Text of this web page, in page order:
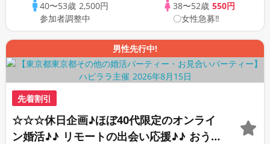
PARTY!!40〜53歳 2,500円
参加者調整中
38〜52歳 550円
〇女性急募‼
男性先行中!
先着割引
☆☆☆休日企画♪ほぼ40代限定のオンライ
ン婚活♪♪ リモートの出会い応援♪♪ おう